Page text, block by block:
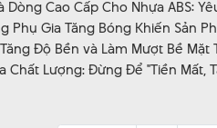
Cao Cấp Cho Nhựa ABS:
Phụ Gia Tăng Bóng Khiến Sản
Độ Bền và Làm Mượt Bề Mặt
Chất Lượng: Đừng Để "Tiền Mất,